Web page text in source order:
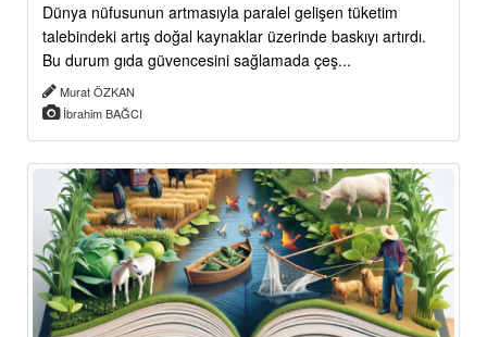
Dünya nüfusunun artmasıyla paralel gelişen tüketim
talebindeki artış doğal kaynaklar üzerinde baskıyı artırdı.
Bu durum gıda güvencesini sağlamada çeş...
Murat ÖZKAN
İbrahim BAĞCI